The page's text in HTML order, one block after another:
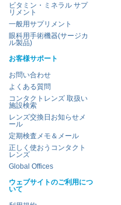
ビタミン・ミネラル サプ
リメント
一般用サプリメント
眼科用手術機器(サージカ
ル製品)
お客様サポート
お問い合わせ
よくある質問
コンタクトレンズ 取扱い
施設検索
レンズ交換日お知らせメ
ール
定期検査メモ＆メール
正しく使おうコンタクト
レンズ
Global Offices
ウェブサイトのご利用につ
いて